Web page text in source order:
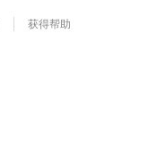
获得帮助